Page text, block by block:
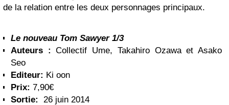
de la relation entre les deux personnages principaux.
Le nouveau Tom Sawyer 1/3
Auteurs : Collectif Ume, Takahiro Ozawa et Asako
Seo
Editeur: Ki oon
Prix: 7,90€
Sortie:
26 juin 2014